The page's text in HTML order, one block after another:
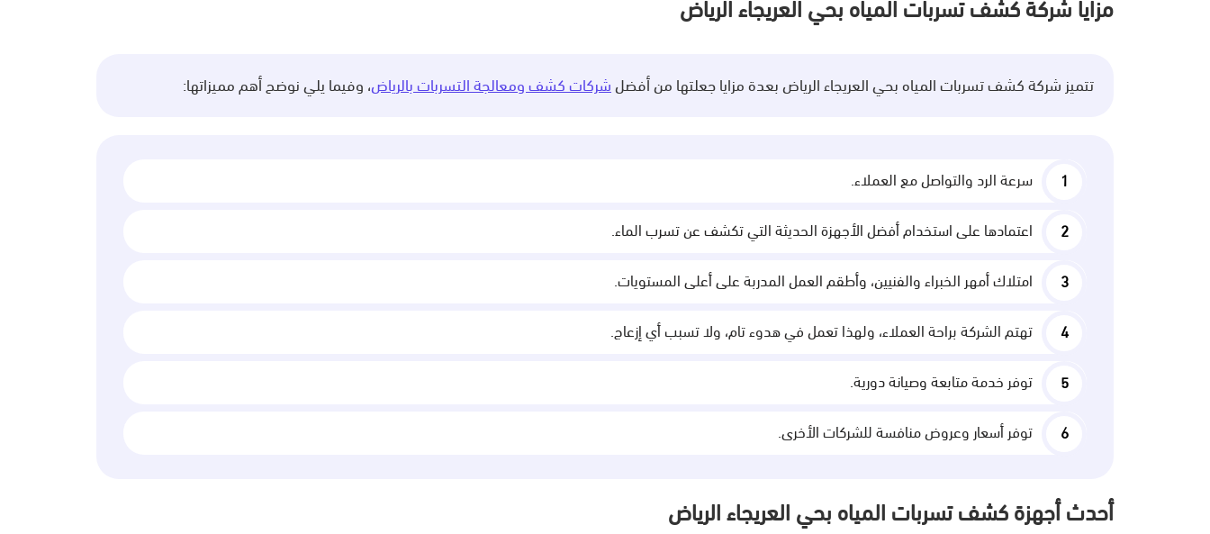
مزايا شركة كشف تسربات المياه بحي العريجاء الرياض
تتميز شركة كشف تسربات المياه بحي العريجاء الرياض بعدة مزايا جعلتها من أفضلشركات كشف ومعالجة التسربات بالرياض، وفيما يلي نوضح أهم مميزاتها:
سرعة الرد والتواصل مع العملاء.
اعتمادها على استخدام أفضل الأجهزة الحديثة التي تكشف عن تسرب الماء.
امتلاك أمهر الخبراء والفنيين، وأطقم العمل المدربة على أعلى المستويات.
تهتم الشركة براحة العملاء، ولهذا تعمل في هدوء تام، ولا تسبب أي إزعاج.
توفر خدمة متابعة وصيانة دورية.
توفر أسعار وعروض منافسة للشركات الأخرى.
أحدث أجهزة كشف تسربات المياه بحي العريجاء الرياض